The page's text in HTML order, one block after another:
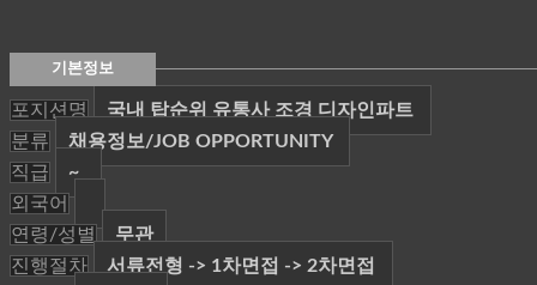
기본정보
포지션명
국내 탑순위 유통사 조경 디자인파트
분류
채용정보/JOB OPPORTUNITY
직급
~
외국어
연령/성별
무관
진행절차
서류전형 -> 1차면접 -> 2차면접